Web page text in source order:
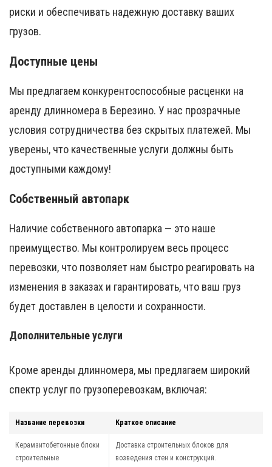
риски и обеспечивать надежную доставку ваших
грузов.
Доступные цены
Мы предлагаем конкурентоспособные расценки на
аренду длинномера в Березино. У нас прозрачные
условия сотрудничества без скрытых платежей. Мы
уверены, что качественные услуги должны быть
доступными каждому!
Собственный автопарк
Наличие собственного автопарка — это наше
преимущество. Мы контролируем весь процесс
перевозки, что позволяет нам быстро реагировать на
изменения в заказах и гарантировать, что ваш груз
будет доставлен в целости и сохранности.
Дополнительные услуги
Кроме аренды длинномера, мы предлагаем широкий
спектр услуг по грузоперевозкам, включая:
Название перевозки Краткое описание
Керамзитобетонные блоки
строительные
Доставка строительных блоков для
возведения стен и конструкций.